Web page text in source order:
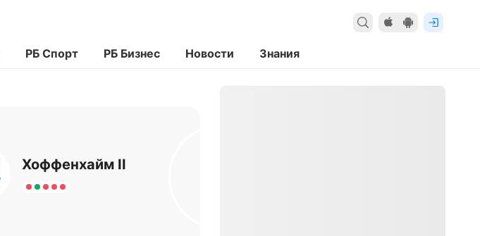
РБ Спорт РБ Бизнес Новости Знания
Хоффенхайм II